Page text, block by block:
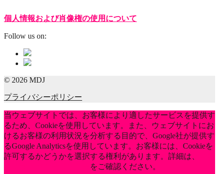
個人情報および肖像権の使用について
Follow us on:
© 2026 MDJ
プライバシーポリシー
当ウェブサイトでは、お客様により適したサービスを提供す
るため、Cookieを使用しています。また、ウェブサイトにお
けるお客様の利用状況を分析する目的で、Google社が提供す
るGoogle Analyticsを使用しています。お客様には、Cookieを
許可するかどうかを選択する権利があります。詳細は、
をご確認ください。